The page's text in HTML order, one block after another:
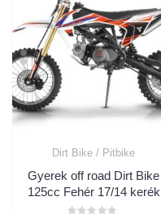
Dirt Bike / Pitbike
Gyerek off road Dirt Bike
125cc Fehér 17/14 kerék